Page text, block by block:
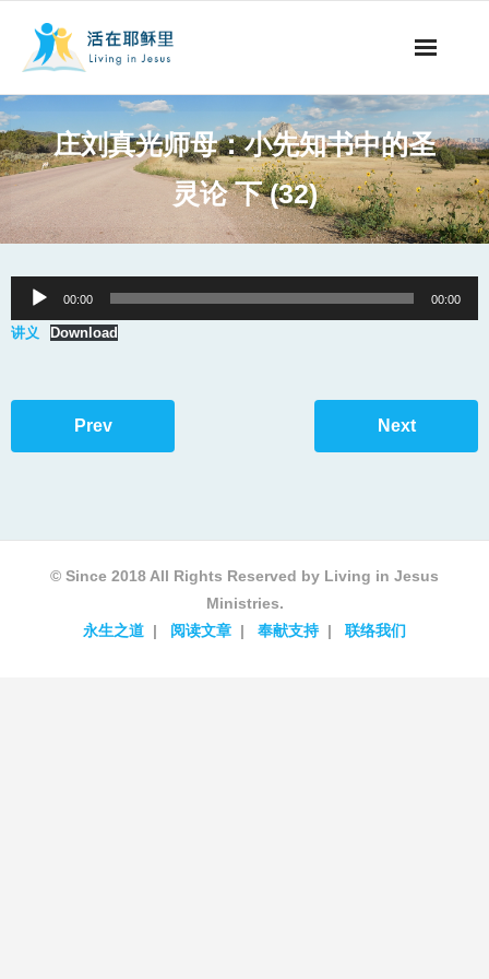
视听节目
阅读文章
永生之道
奉献支持
庄刘真光师母：小先知书中的圣
灵论 下 (32)
Audio
Player
00:00 00:00
讲义 Download
Prev Next
© Since 2018 All Rights Reserved by Living in Jesus
Ministries.
永生之道
阅读文章 奉献支持 联络我们